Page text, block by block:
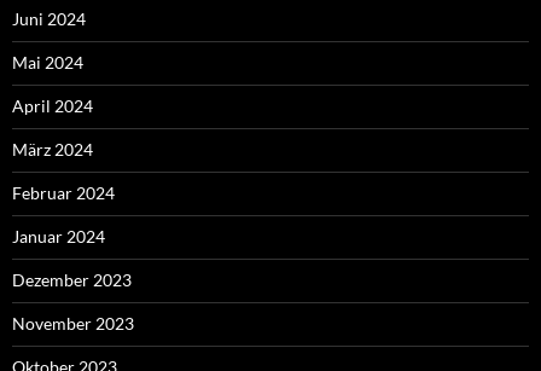
Juni 2024
Mai 2024
April 2024
März 2024
Februar 2024
Januar 2024
Dezember 2023
November 2023